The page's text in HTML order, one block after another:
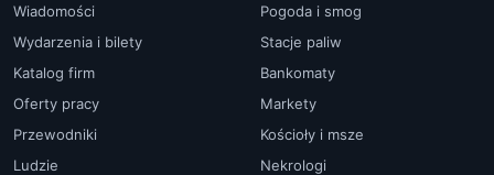
Wiadomości
Wydarzenia i bilety
Katalog firm
Oferty pracy
Przewodniki
Ludzie
Pogoda i smog
Stacje paliw
Bankomaty
Markety
Kościoły i msze
Nekrologi